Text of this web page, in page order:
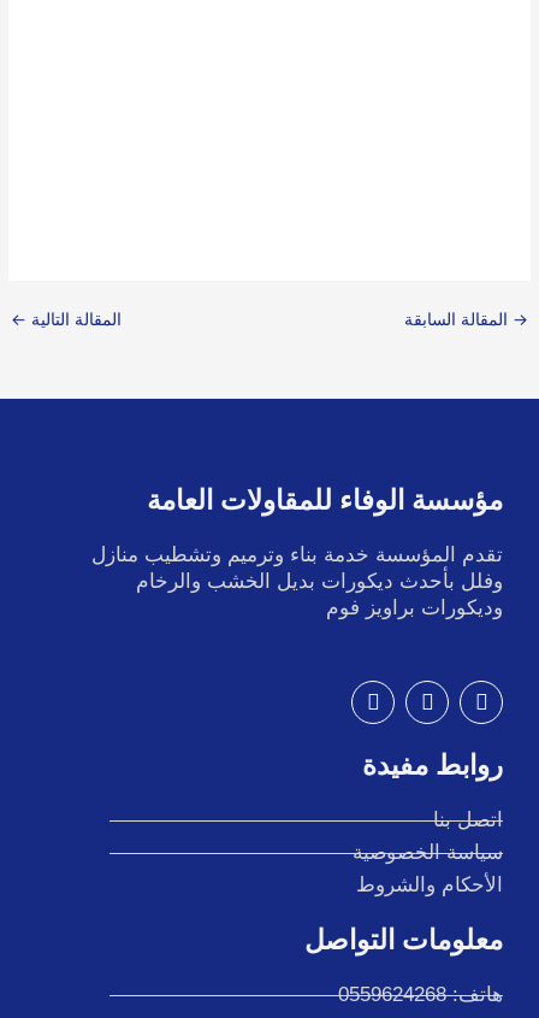
→ المقالة السابقة المقالة التالية ←
مؤسسة الوفاء للمقاولات العامة
تقدم المؤسسة خدمة بناء وترميم وتشطيب منازل
وفلل بأحدث ديكورات بديل الخشب والرخام
وديكورات براويز فوم
F
a
e
b
o
k
T
w
t
r
I
n
t
a
r
m
روابط مفيدة
اتصل بنا
سياسة الخصوصية
الأحكام والشروط
معلومات التواصل
هاتف: 0559624268